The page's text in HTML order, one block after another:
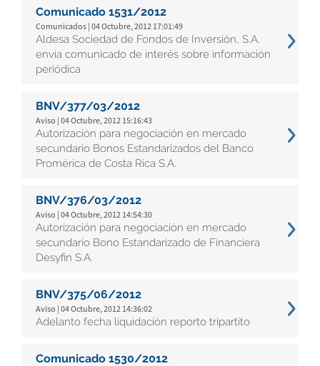
Comunicado 1531/2012
Comunicados | 04 Octubre, 2012 17:01:49
Aldesa Sociedad de Fondos de Inversión, S.A.
envía comunicado de interés sobre información
periódica
BNV/377/03/2012
Aviso | 04 Octubre, 2012 15:16:43
Autorización para negociación en mercado
secundario Bonos Estandarizados del Banco
Promérica de Costa Rica S.A.
BNV/376/03/2012
Aviso | 04 Octubre, 2012 14:54:30
Autorización para negociación en mercado
secundario Bono Estandarizado de Financiera
Desyfin S.A.
BNV/375/06/2012
Aviso | 04 Octubre, 2012 14:36:02
Adelanto fecha liquidación reporto tripartito
Comunicado 1530/2012